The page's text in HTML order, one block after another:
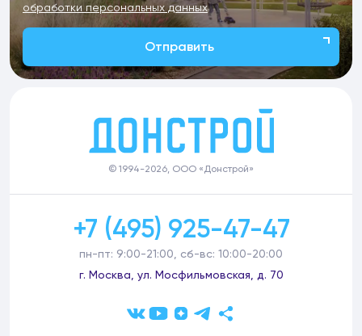
обработки персональных данных
Отправить
© 1994-2026, ООО «Донстрой»
+7 (495) 925-47-47
пн-пт: 9:00-21:00, сб-вс: 10:00-20:00
г. Москва, ул. Мосфильмовская, д. 70